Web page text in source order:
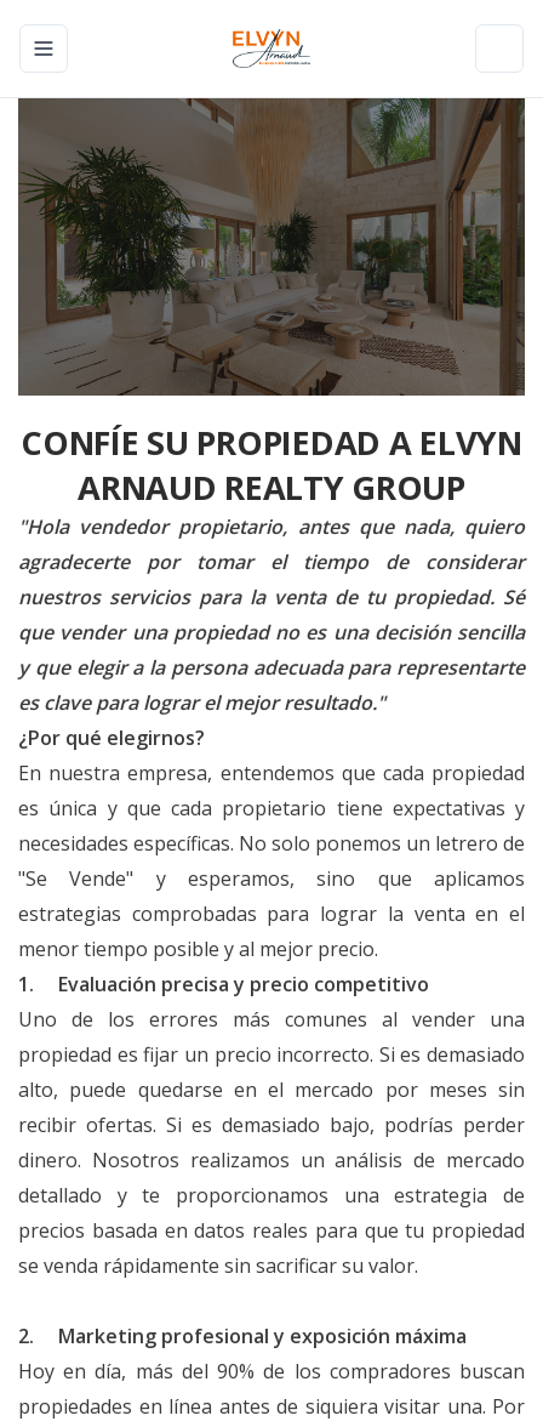
Toggle navigation menu
CONFÍE SU PROPIEDAD A ELVYN
ARNAUD REALTY GROUP
"Hola vendedor propietario, antes que nada, quiero
agradecerte por tomar el tiempo de considerar
nuestros servicios para la venta de tu propiedad. Sé
que vender una propiedad no es una decisión sencilla
y que elegir a la persona adecuada para representarte
es clave para lograr el mejor resultado."
¿Por qué elegirnos?
En nuestra empresa, entendemos que cada propiedad
es única y que cada propietario tiene expectativas y
necesidades específicas. No solo ponemos un letrero de
"Se Vende" y esperamos, sino que aplicamos
estrategias comprobadas para lograr la venta en el
menor tiempo posible y al mejor precio.
1. Evaluación precisa y precio competitivo
Uno de los errores más comunes al vender una
propiedad es fijar un precio incorrecto. Si es demasiado
alto, puede quedarse en el mercado por meses sin
recibir ofertas. Si es demasiado bajo, podrías perder
dinero. Nosotros realizamos un análisis de mercado
detallado y te proporcionamos una estrategia de
precios basada en datos reales para que tu propiedad
se venda rápidamente sin sacrificar su valor.
2. Marketing profesional y exposición máxima
Hoy en día, más del 90% de los compradores buscan
propiedades en línea antes de siquiera visitar una. Por